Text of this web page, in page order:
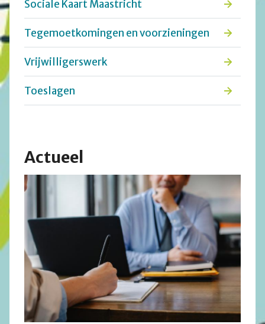
Sociale Kaart Maastricht
Tegemoetkomingen en voorzieningen
Vrijwilligerswerk
Toeslagen
Actueel